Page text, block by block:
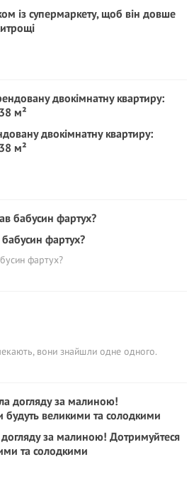
із супермаркету, щоб він довше
двокімнатну квартиру:
м²
фартух?
фартух?
вони знайшли одне одного.
за малиною! Дотримуйтеся
та солодкими